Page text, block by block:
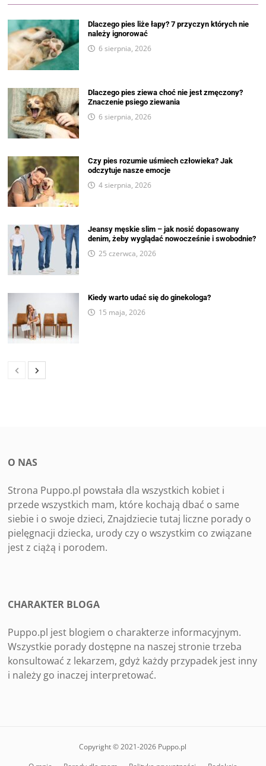
Dlaczego pies liże łapy? 7 przyczyn których nie
należy ignorować
6 sierpnia, 2026
Dlaczego pies ziewa choć nie jest zmęczony?
Znaczenie psiego ziewania
6 sierpnia, 2026
Czy pies rozumie uśmiech człowieka? Jak
odczytuje nasze emocje
4 sierpnia, 2026
Jeansy męskie slim – jak nosić dopasowany
denim, żeby wyglądać nowocześnie i swobodnie?
25 czerwca, 2026
Kiedy warto udać się do ginekologa?
15 maja, 2026
O NAS
Strona Puppo.pl powstała dla wszystkich kobiet i
przede wszystkich mam, które kochają dbać o same
siebie i o swoje dzieci, Znajdziecie tutaj liczne porady o
pielęgnacji dziecka, urody czy o wszystkim co związane
jest z ciążą i porodem.
CHARAKTER BLOGA
Puppo.pl jest blogiem o charakterze informacyjnym.
Wszystkie porady dostępne na naszej stronie trzeba
konsultować z lekarzem, gdyż każdy przypadek jest inny
i należy go inaczej interpretować.
Copyright © 2021-2026 Puppo.pl